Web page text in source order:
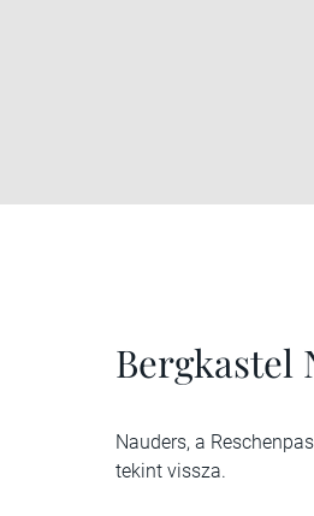
Bergkastel
Nauders, a
tekint vissza.